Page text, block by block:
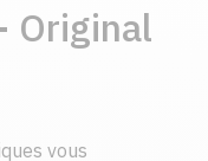
Original
vous